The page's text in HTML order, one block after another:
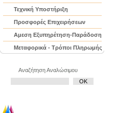
Τεχνική Υποστήριξη
Προσφορές Επιχειρήσεων
Αμεση Εξυπηρέτηση-Παράδοση
Μεταφορικά - Τρόποι Πληρωμής
Αναζήτηση Αναλώσιμου